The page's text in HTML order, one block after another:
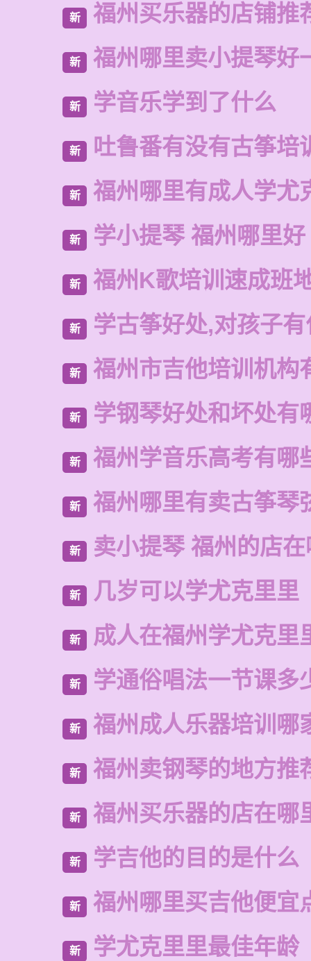
新 福州买乐器的店铺推
新 福州哪里卖小提琴好
新 学音乐学到了什么
新 吐鲁番有没有古筝培
新 福州哪里有成人学尤
新 学小提琴 福州哪里好
新 福州K歌培训速成班
新 学古筝好处,对孩子
新 福州市吉他培训机构
新 学钢琴好处和坏处有
新 福州学音乐高考有哪
新 福州哪里有卖古筝琴
新 卖小提琴 福州的店
新 几岁可以学尤克里里
新 成人在福州学尤克里
新 学通俗唱法一节课多
新 福州成人乐器培训哪
新 福州卖钢琴的地方推
新 福州买乐器的店在哪
新 学吉他的目的是什么
新 福州哪里买吉他便宜
新 学尤克里里最佳年龄